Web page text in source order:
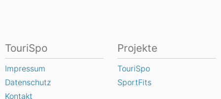
TouriSpo
Impressum
Datenschutz
Kontakt
Projekte
TouriSpo
SportFits